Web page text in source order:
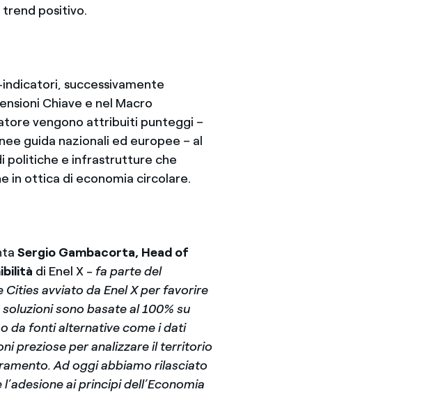
positivo.
successivamente
Chiave e nel Macro
vengono attribuiti punteggi –
guida nazionali ed europee – al
politiche e infrastrutture che
in ottica di economia circolare.
Sergio Gambacorta, Head of
di Enel X - fa parte del
avviato da Enel X per favorire
sono basate al 100% su
da fonti alternative come i dati
preziose per analizzare il territorio
Ad oggi abbiamo rilasciato
ai principi dell’Economia